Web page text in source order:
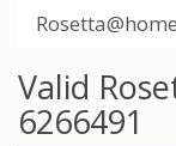
Rosetta@home
Valid
6266491